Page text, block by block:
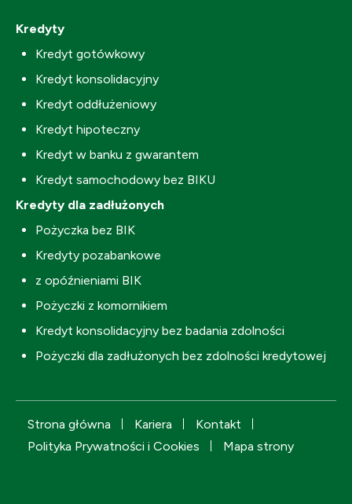
Kredyty
Kredyt gotówkowy
Kredyt konsolidacyjny
Kredyt oddłużeniowy
Kredyt hipoteczny
Kredyt w banku z gwarantem
Kredyt samochodowy bez BIKU
Kredyty dla zadłużonych
Pożyczka bez BIK
Kredyty pozabankowe
z opóźnieniami BIK
Pożyczki z komornikiem
Kredyt konsolidacyjny bez badania zdolności
Pożyczki dla zadłużonych bez zdolności kredytowej
Strona główna Kariera
Kontakt
Polityka Prywatności i Cookies
Mapa strony